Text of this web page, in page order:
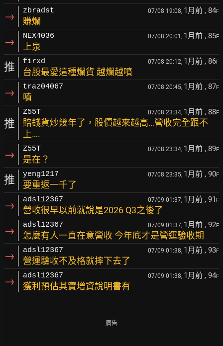
→ zbradst 07/08 19:08, 1月前 , 84F
賺爛
→ NEX4036 07/08 20:01, 1月前 , 85F
上泉
推 firxd 07/08 20:12, 1月前 , 86F
台股最愛這種爛貨 越爛越噴
→ traz04067 07/08 20:45, 1月前 , 87F
噴
推
Z55T 07/08 23:34, 1月前 , 88F
賠錢貨炒幾年了，股價越來越高…營收完全跟不
上….
→ Z55T 07/08 23:34, 1月前 , 89F
是在？
推 yeng1217 07/08 23:35, 1月前 , 90F
要重返一千了
→ adsl12367 07/09 01:37, 1月前 , 91 F
營收很早以前就說是2026 Q3之後了
→ adsl12367 07/09 01:37, 1月前 , 92F
怎麼有人一直在意營收 今年底才是營運驗收期
→ adsl12367 07/09 01:38, 1月前 , 93F
營運驗收不及格就摔下去了
→ adsl12367 07/09 01:38, 1月前 , 94F
獲利預估其實增資說明書有
廣告